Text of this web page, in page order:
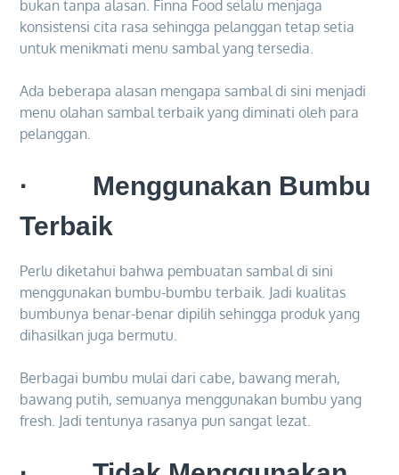
bukan tanpa alasan. Finna Food selalu menjaga
konsistensi cita rasa sehingga pelanggan tetap setia
untuk menikmati menu sambal yang tersedia.
Ada beberapa alasan mengapa sambal di sini menjadi
menu olahan sambal terbaik yang diminati oleh para
pelanggan.
· Menggunakan Bumbu
Terbaik
Perlu diketahui bahwa pembuatan sambal di sini
menggunakan bumbu-bumbu terbaik. Jadi kualitas
bumbunya benar-benar dipilih sehingga produk yang
dihasilkan juga bermutu.
Berbagai bumbu mulai dari cabe, bawang merah,
bawang putih, semuanya menggunakan bumbu yang
fresh. Jadi tentunya rasanya pun sangat lezat.